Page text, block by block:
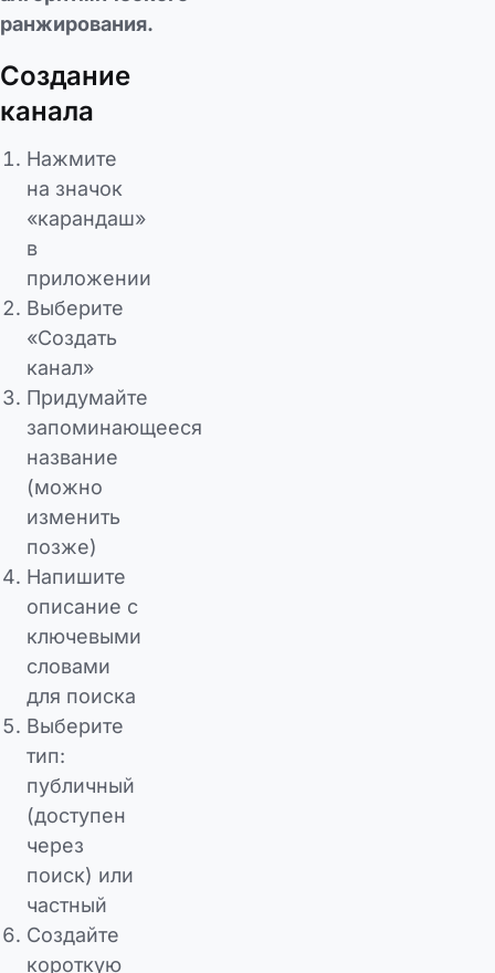
ранжирования.
Создание
канала
Нажмите
на значок
«карандаш»
в
приложении
Выберите
«Создать
канал»
Придумайте
запоминающееся
название
(можно
изменить
позже)
Напишите
описание с
ключевыми
словами
для поиска
Выберите
тип:
публичный
(доступен
через
поиск) или
частный
Создайте
короткую